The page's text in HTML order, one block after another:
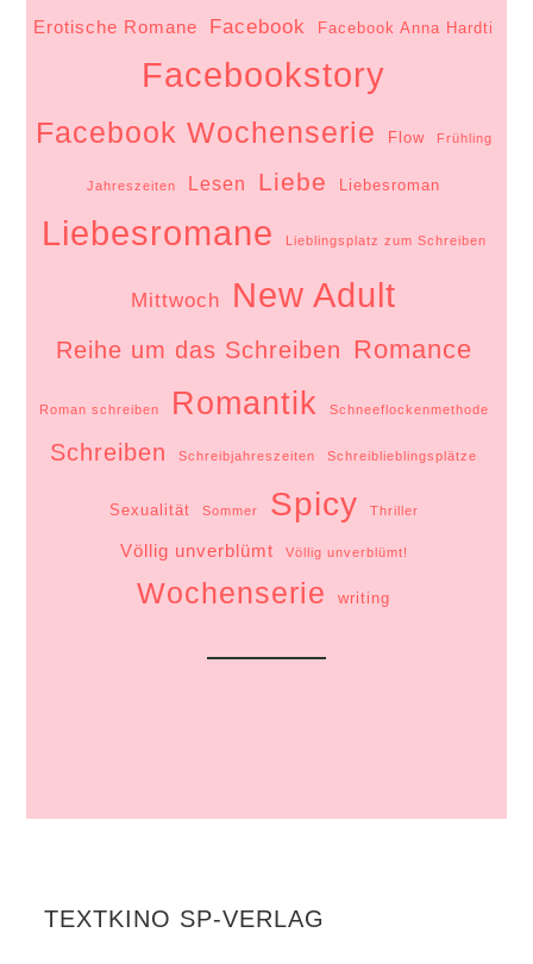
Erotische Romane Facebook Facebook Anna Hardti
Facebookstory
Facebook Wochenserie Flow Frühling
Jahreszeiten Lesen Liebe Liebesroman
Liebesromane Lieblingsplatz zum Schreiben
Mittwoch New Adult
Reihe um das Schreiben Romance
Roman schreiben Romantik Schneeflockenmethode
Schreiben Schreibjahreszeiten Schreiblieblingsplätze
Sexualität Sommer Spicy Thriller
Völlig unverblümt Völlig unverblümt!
Wochenserie writing
TEXTKINO SP-VERLAG